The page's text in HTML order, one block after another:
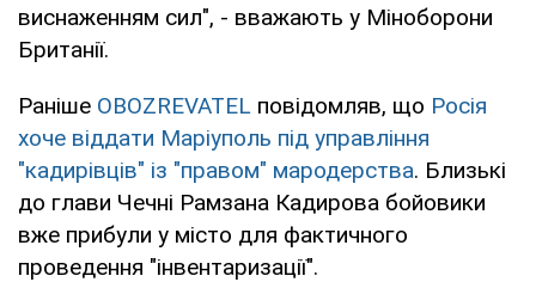
виснаженням сил", - вважають у Міноборони
Британії.
Раніше OBOZREVATEL повідомляв, що Росія
хоче віддати Маріуполь під управління
"кадирівців" із "правом" мародерства. Близькі
до глави Чечні Рамзана Кадирова бойовики
вже прибули у місто для фактичного
проведення "інвентаризації".